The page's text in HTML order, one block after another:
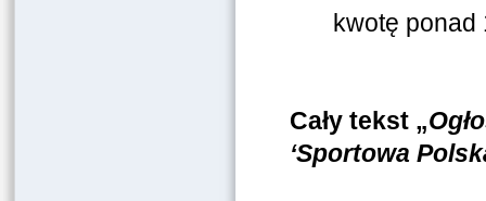
kwotę ponad
Cały tekst „
‘Sportowa